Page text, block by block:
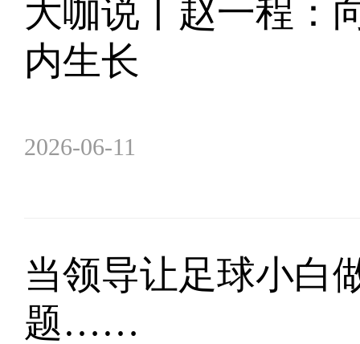
大咖说丨赵一程：
内生长
2026-06-11
当领导让足球小白
题……